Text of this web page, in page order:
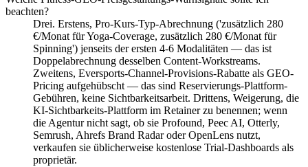
beachten?
Drei. Erstens, Pro-Kurs-Typ-Abrechnung ('zusätzlich 280
€/Monat für Yoga-Coverage, zusätzlich 280 €/Monat für
Spinning') jenseits der ersten 4-6 Modalitäten — das ist
Doppelabrechnung desselben Content-Workstreams.
Zweitens, Eversports-Channel-Provisions-Rabatte als GEO-
Pricing aufgehübscht — das sind Reservierungs-Plattform-
Gebühren, keine Sichtbarkeitsarbeit. Drittens, Weigerung, die
KI-Sichtbarkeits-Plattform im Retainer zu benennen; wenn
die Agentur nicht sagt, ob sie Profound, Peec AI, Otterly,
Semrush, Ahrefs Brand Radar oder OpenLens nutzt,
verkaufen sie üblicherweise kostenlose Trial-Dashboards als
proprietär.